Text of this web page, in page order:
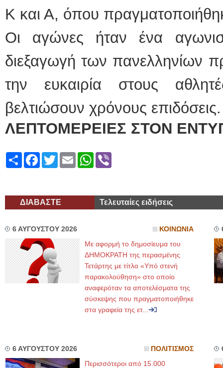
Κ και Α, όπου
Οι αγώνες ήταν ένα
διεξαγωγή των πανελληνίων
την ευκαιρία στους
βελτιώσουν χρόνους επιδόσεις.
ΛΕΠΤΟΜΕΡΕΙΕΣ ΣΤΟΝ
ShareFacebook
TwitterEmailWhatsApp
ΔΙΑΒΑΣΤΕ Τελευταίες ειδήσεις
6 ΑΥΓΟΥΣΤΟΥ 2026 ΚΟΙΝΩΝΙΑ
Με αφορμή το δημοσίευμα του
ΔΗΜΟΚΡΑΤΗ της περασμένης
Τετάρτης με τίτλο «Υπό στενή
παρακολούθηση» στο οποίο
αναφερόταν τα αποτελέσματα της
σύσκεψης που πραγματοποιήθηκε
στα γραφεία της ετ...
6 ΑΥΓΟΥΣΤΟΥ 2026 ΠΟΛΙΤΙΣΜΟΣ
Περισσότεροι από 15.000